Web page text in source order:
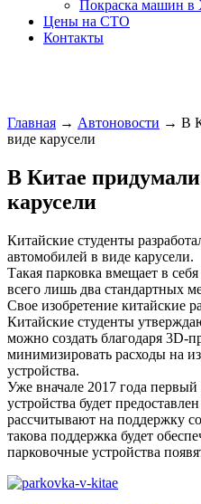
Покраска машин в
Цены на СТО
Контакты
Главная → Автоновости → В
виде карусели
В Китае
карусели
Китайские студенты
автомобилей в виде карусели.
Такая парковка вмещает в
всего лишь два стандартных
Свое изобретение китайские
Китайские студенты
можно создать благодаря 3D-
минимизировать расходы на
устройства.
Уже вначале 2017 года
устройства будет
рассчитывают на поддержку
такова поддержка будет
парковочные устройства